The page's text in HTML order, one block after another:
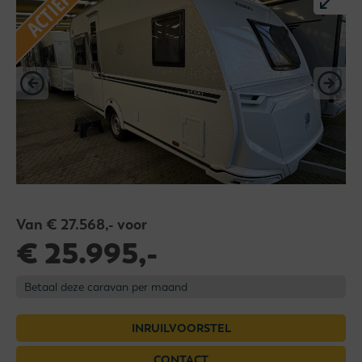
Van € 27.568,- voor
€ 25.995,-
Betaal deze caravan per maand
INRUILVOORSTEL